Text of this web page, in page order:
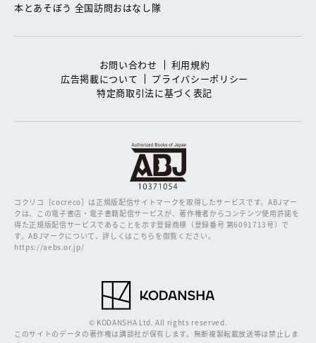
本とあそぼう 全国訪問おはなし隊
お問い合わせ
利用規約
広告掲載について
プライバシーポリシー
特定商取引法に基づく表記
コクリコ［cocreco］は正規版配信サイトマークを取得したサービスです。ABJマー
クは、この電子書店・電子書籍配信サービスが、著作権者からコンテンツ使用許諾を
得た正規版配信サービスであることを示す登録商標（登録番号 第6091713号）で
す。ABJマークについて、詳しくはこちらを御覧ください。
https://aebs.or.jp/
© KODANSHA Ltd. All rights reserved.
このサイトのデータの著作権は講談社が保有します。無断複製転載放送等は禁止しま